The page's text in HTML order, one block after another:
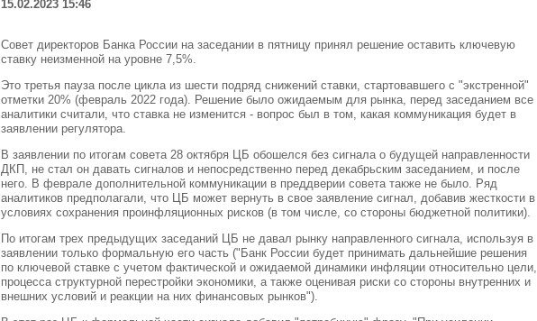
15.02.2023 15:46
Совет директоров Банка России на заседании в пятницу принял решение оставить ключевую
ставку неизменной на уровне 7,5%.
Это третья пауза после цикла из шести подряд снижений ставки, стартовавшего с "экстренной"
отметки 20% (февраль 2022 года). Решение было ожидаемым для рынка, перед заседанием все
аналитики считали, что ставка не изменится - вопрос был в том, какая коммуникация будет в
заявлении регулятора.
В заявлении по итогам совета 28 октября ЦБ обошелся без сигнала о будущей направленности
ДКП, не стал он давать сигналов и непосредственно перед декабрьским заседанием, и после
него. В феврале дополнительной коммуникации в преддверии совета также не было. Ряд
аналитиков предполагали, что ЦБ может вернуть в свое заявление сигнал, добавив жесткости в
условиях сохранения проинфляционных рисков (в том числе, со стороны бюджетной политики).
По итогам трех предыдущих заседаний ЦБ не давал рынку направленного сигнала, используя в
заявлении только формальную его часть ("Банк России будет принимать дальнейшие решения
по ключевой ставке с учетом фактической и ожидаемой динамики инфляции относительно цели,
процесса структурной перестройки экономики, а также оценивая риски со стороны внутренних и
внешних условий и реакции на них финансовых рынков").